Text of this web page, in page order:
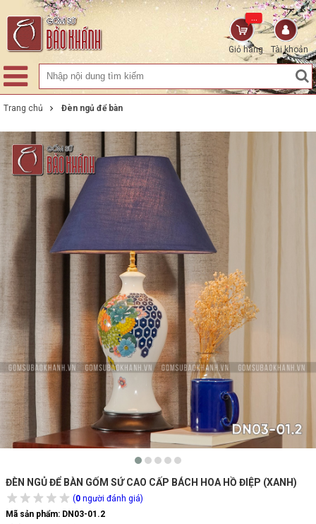
Tài khoản
Giỏ hàng
...
Trang chủ Đèn ngủ để bàn
ĐÈN NGỦ ĐỂ BÀN GỐM SỨ CAO CẤP BÁCH HOA HỒ ĐIỆP (XANH)
(0 người đánh giá)
Mã sản phẩm: DN03-01.2